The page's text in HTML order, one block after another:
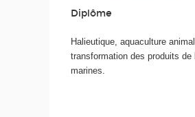
Diplôme
Halieutique, aquaculture
transformation des produits de
marines.